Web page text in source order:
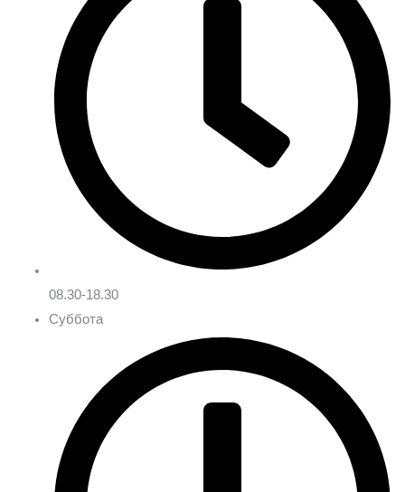
08.30-18.30
Суббота